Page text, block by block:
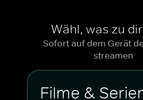
Wähl, was zu
Sofort auf dem Gerät
streamen
Filme &